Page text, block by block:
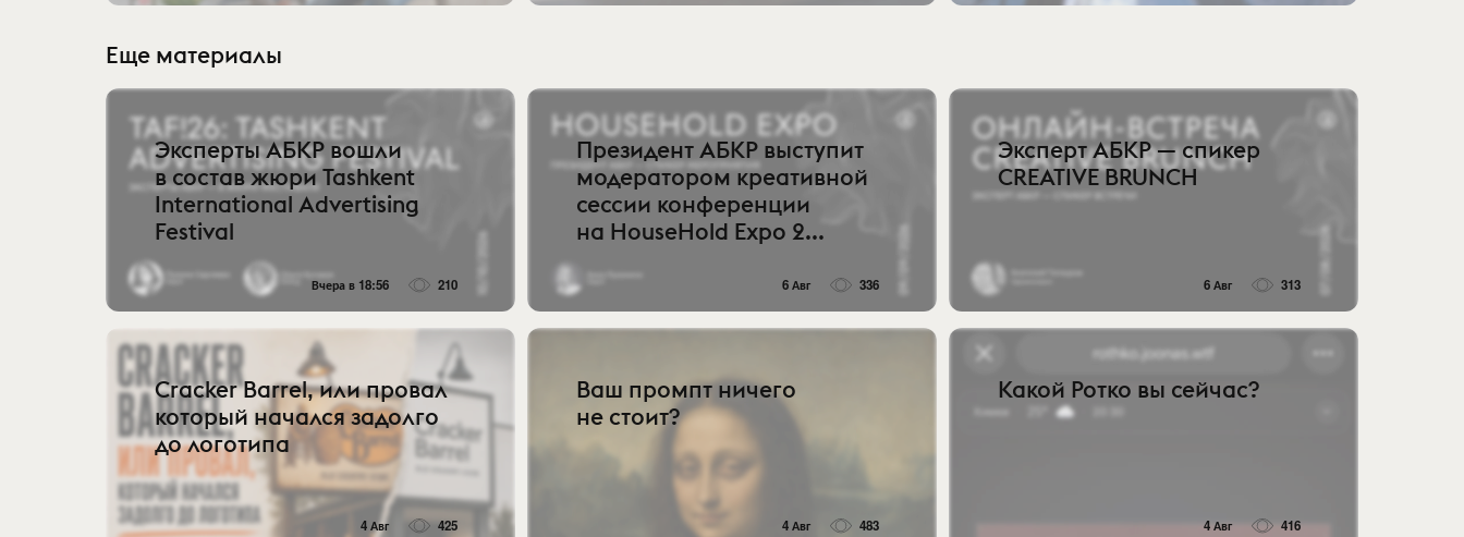
Еще материалы
Эксперты АБКР вошли
в состав жюри Tashkent
International Advertising
Festival
Вчера в 18:56 210
Президент АБКР выступит
модератором креативной
сессии конференции
на HouseHold Expo 2...
6 Авг 336
Эксперт АБКР — спикер
CREATIVE BRUNCH
6 Авг 313
Cracker Barrel, или провал
который начался задолго
до логотипа
4 Авг 425
Ваш промпт ничего
не стоит?
4 Авг 483
Какой Ротко вы сейчас?
4 Авг 416